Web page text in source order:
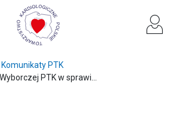
Komunikaty PTK
PTK w sprawi...